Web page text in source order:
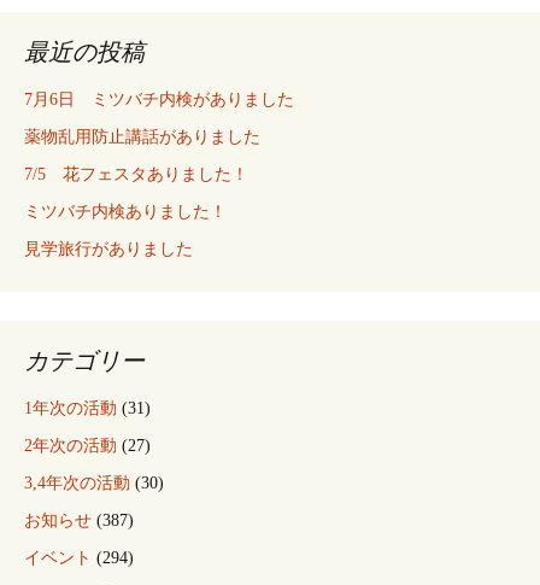
最近の投稿
7月6日 ミツバチ内検がありました
薬物乱用防止講話がありました
7/5 花フェスタありました！
ミツバチ内検ありました！
見学旅行がありました
カテゴリー
1年次の活動 (31)
2年次の活動 (27)
3,4年次の活動 (30)
お知らせ (387)
イベント (294)